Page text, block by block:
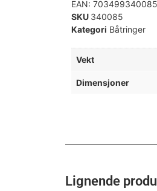
EAN:
SKU 340085
Kategori Båtringer
Vekt
Dimensjoner
Lignende